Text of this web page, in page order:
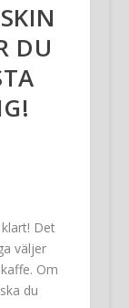
DU
Det
väljer
Om
du